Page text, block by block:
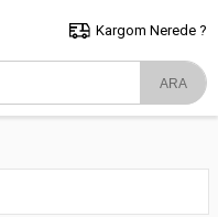
İçi Kargo Bedava!
Kargom Nerede ?